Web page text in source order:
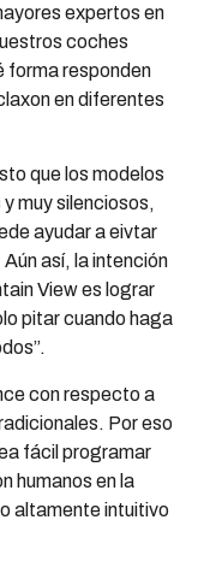
expertos en
coches
forma responden
en diferentes
que los modelos
muy silenciosos,
ayudar a eivtar
así, la intención
View es lograr
pitar cuando haga
con respecto a
Por eso
fácil programar
humanos en la
altamente intuitivo